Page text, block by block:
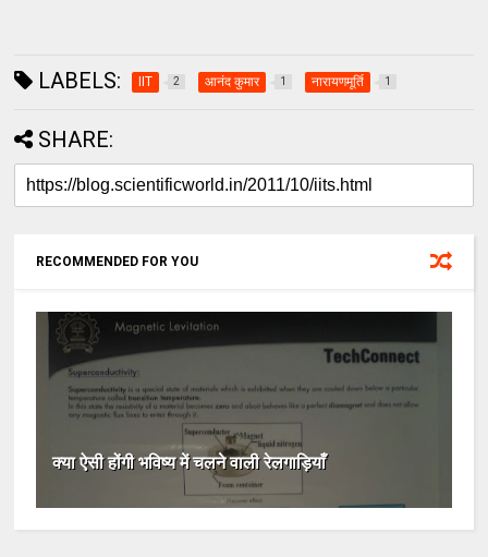
LABELS: IIT 2 आनंद कुमार 1 नारायणमूर्ति 1
SHARE:
RECOMMENDED FOR YOU
क्या ऐसी होंगी भविष्य में चलने वाली रेलगाड़ियाँ